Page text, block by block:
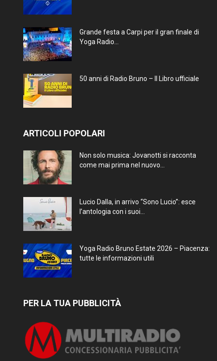
Grande festa a Carpi per il gran finale di
Yoga Radio...
50 anni di Radio Bruno – Il Libro ufficiale
ARTICOLI POPOLARI
Non solo musica: Jovanotti si racconta
come mai prima nel nuovo...
Lucio Dalla, in arrivo “Sono Lucio”: esce
l’antologia con i suoi...
Yoga Radio Bruno Estate 2026 – Piacenza:
tutte le informazioni utili
PER LA TUA PUBBLICITÀ